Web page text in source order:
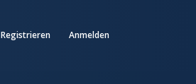
Registrieren Anmelden